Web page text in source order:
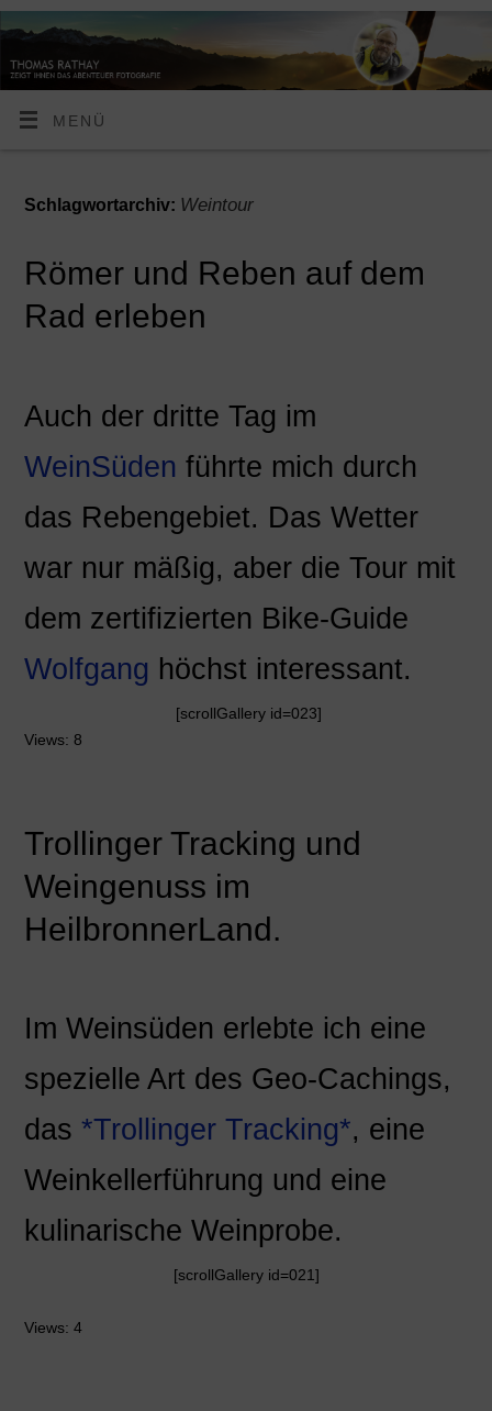
MENÜ
Schlagwortarchiv: Weintour
Römer und Reben auf dem
Rad erleben
Auch der dritte Tag im
WeinSüden führte mich durch
das Rebengebiet. Das Wetter
war nur mäßig, aber die Tour mit
dem zertifizierten Bike-Guide
Wolfgang höchst interessant.
[scrollGallery id=023]
Views: 8
Trollinger Tracking und
Weingenuss im
HeilbronnerLand.
Im Weinsüden erlebte ich eine
spezielle Art des Geo-Cachings,
das *Trollinger Tracking*, eine
Weinkellerführung und eine
kulinarische Weinprobe.
[scrollGallery id=021]
Views: 4